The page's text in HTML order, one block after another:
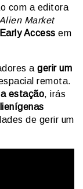
com a editora
Alien Market
Access em
a gerir um
remota.
estação, irás
de gerir um